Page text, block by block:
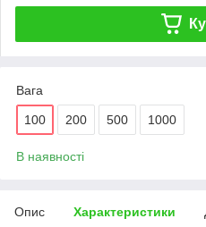
Вага
100 200 500 1000
В наявності
Опис Характеристики